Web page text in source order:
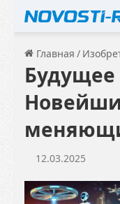
Главная /
12.03.2025